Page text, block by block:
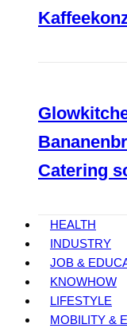
Catering
HEALTH
INDUSTRY
JOB &
KNOWHOW
LIFESTYLE
MOBILITY &